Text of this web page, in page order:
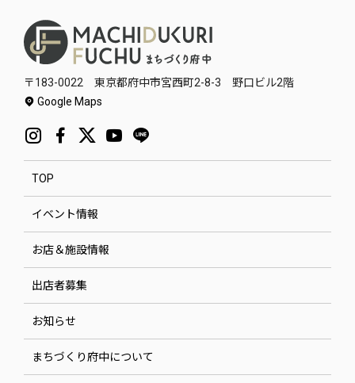
〒183-0022 東京都府中市宮西町2-8-3 野口ビル2階
Google Maps
TOP
イベント情報
お店＆施設情報
出店者募集
お知らせ
まちづくり府中について